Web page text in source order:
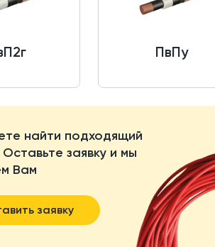
ПвПу
найти подходящий
заявку и мы
Вам
заявку